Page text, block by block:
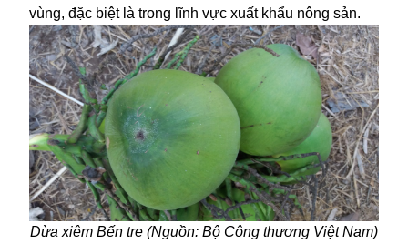
vùng, đặc biệt là trong lĩnh vực xuất khẩu nông sản.
Dừa xiêm Bến tre (Nguồn: Bộ Công thương Việt Nam)